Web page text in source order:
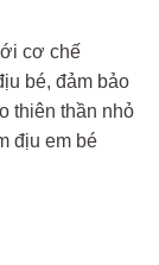
cơ chế
bé, đảm bảo
thiên thần nhỏ
địu em bé